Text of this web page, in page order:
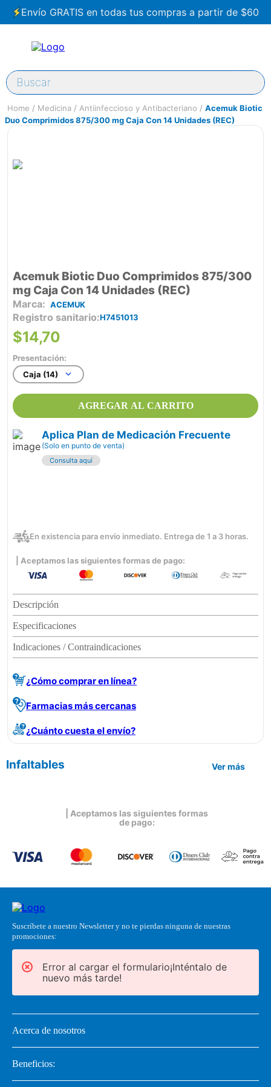
Envío GRATIS en todas tus compras a partir de $60
Buscar
Medicina Antiinfeccioso y Antibacteriano
Acemuk Biotic
Duo Comprimidos 875/300 mg Caja Con 14 Unidades (REC)
Acemuk Biotic Duo Comprimidos 875/300
mg Caja Con 14 Unidades (REC)
ACEMUK
Registro sanitario H7451013
$14,70
Presentación:
Caja (14)
AGREGAR AL CARRITO
Aplica Plan de Medicación Frecuente
(Solo en punto de venta)
Consulta aquí
En existencia para envío inmediato. Entrega de 1 a 3 horas.
| Aceptamos las siguientes formas de pago:
Descripción
Especificaciones
Indicaciones / Contraindicaciones
¿Cómo comprar en línea?
Farmacias más cercanas
¿Cuánto cuesta el envío?
Infaltables Ver más
| Aceptamos las siguientes formas
de pago:
Suscríbete a nuestro Newsletter y no te pierdas ninguna de nuestras
promociones:
Error al cargar el formulario¡Inténtalo de
nuevo más tarde!
Acerca de nosotros
Beneficios: